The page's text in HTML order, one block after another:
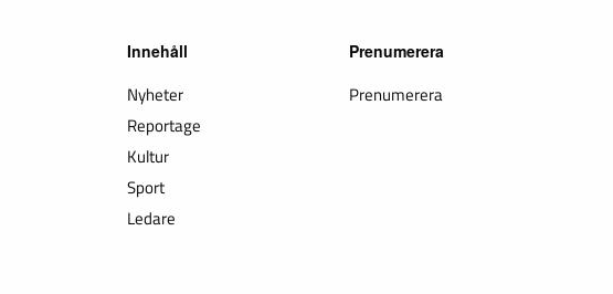
Innehåll
Nyheter
Reportage
Kultur
Sport
Ledare
Prenumerera
Prenumerera